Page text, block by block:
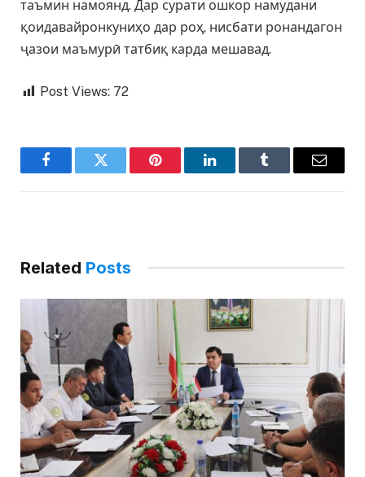
таъмин намоянд. Дар сурати ошкор намудани
қоидавайронкуниҳо дар роҳ, нисбати ронандагон
ҷазои маъмурӣ татбиқ карда мешавад.
Post Views: 72
FacebookTwitter Pinterest LinkedInTumblr Email
Related Posts